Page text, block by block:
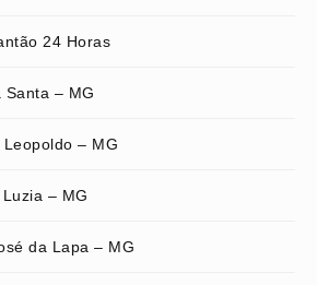
24 Horas
Santa – MG
– MG
– MG
da Lapa – MG